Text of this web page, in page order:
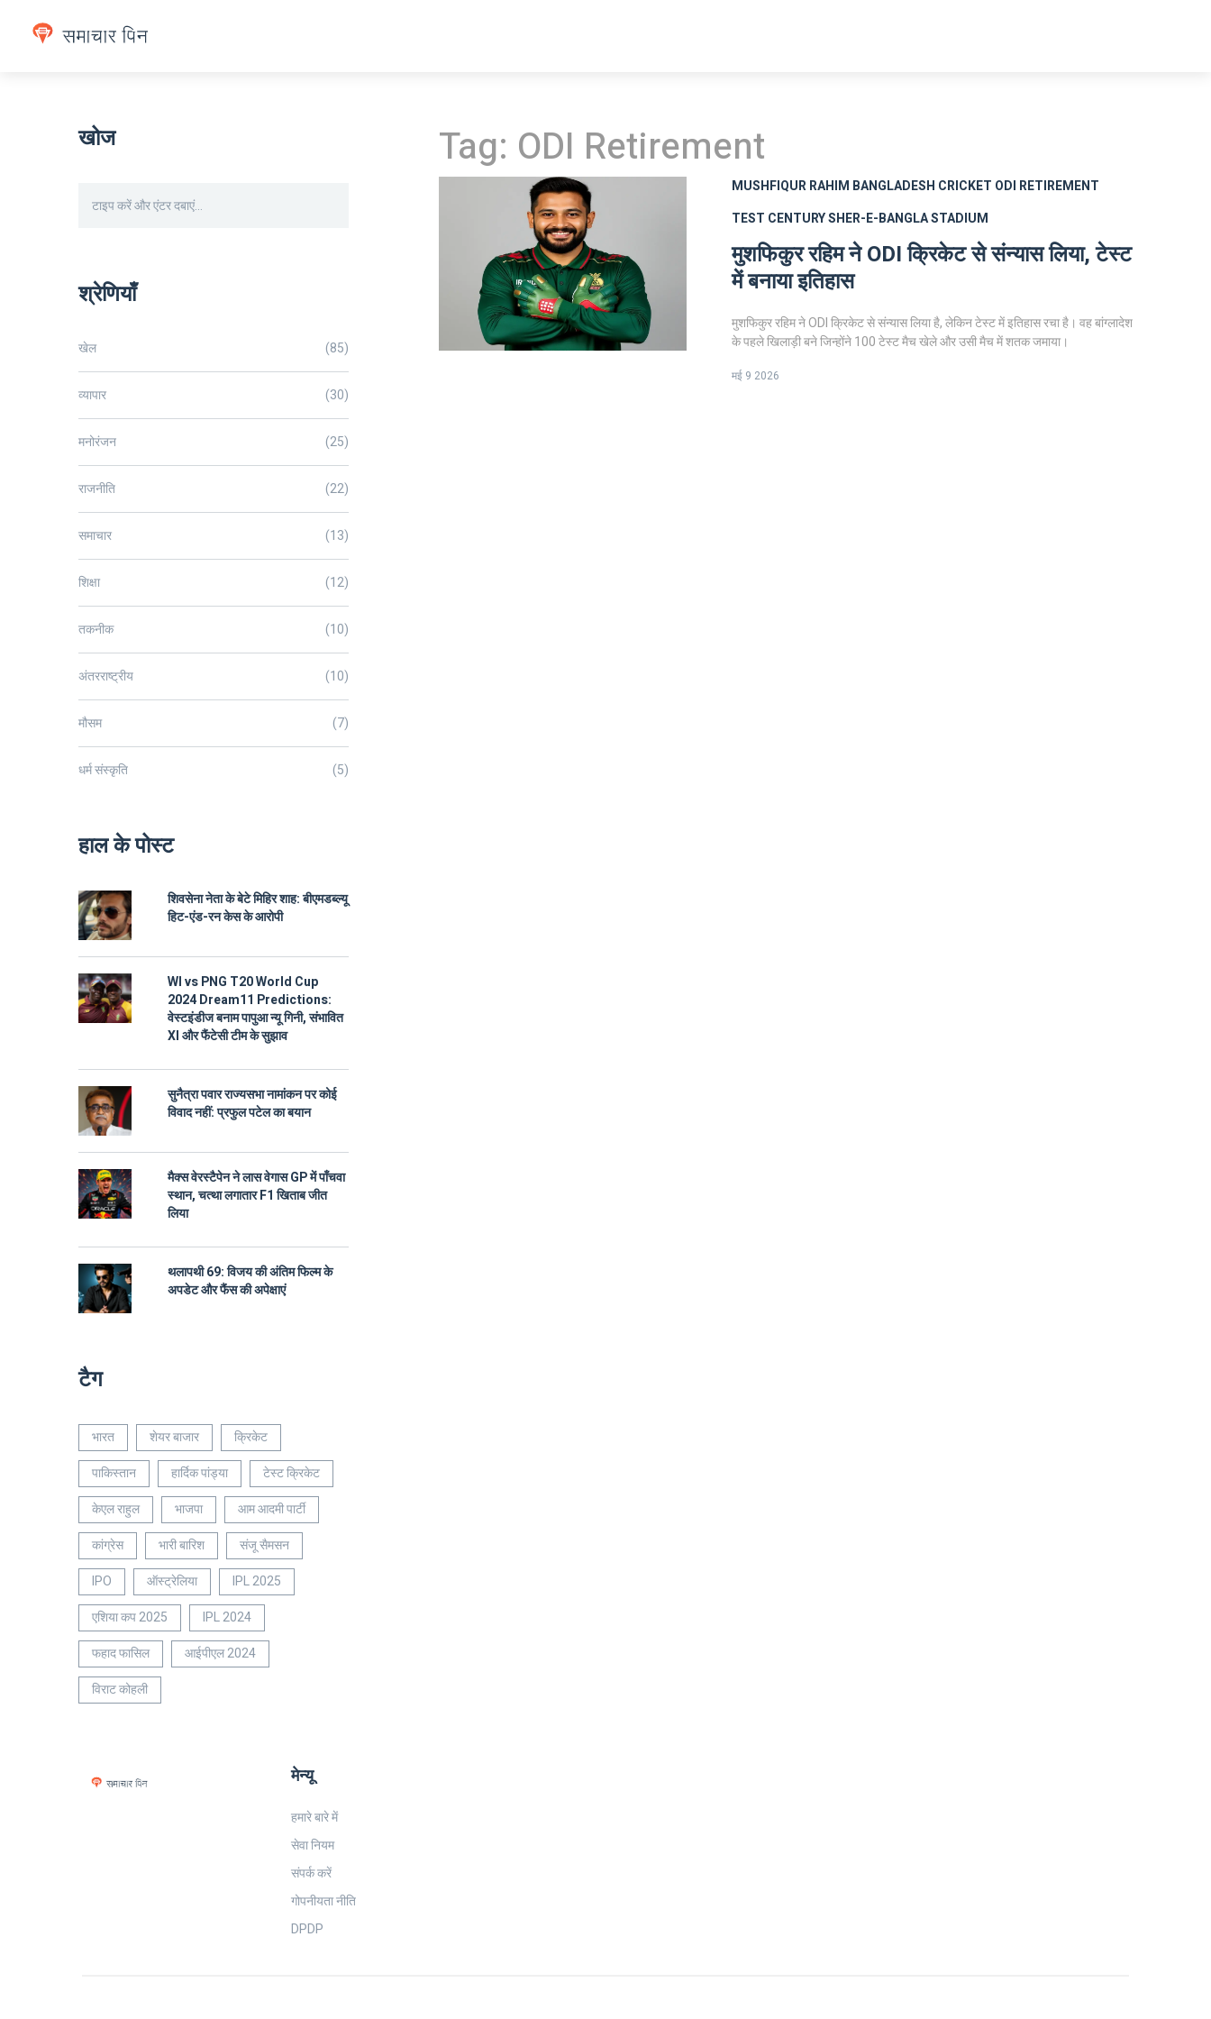
Tag: ODI Retirement
MUSHFIQUR RAHIM BANGLADESH CRICKET ODI RETIREMENT
TEST CENTURYSHER-E-BANGLA STADIUM
मुशफिकुर रहिम ने ODI क्रिकेट से संन्यास लिया, टेस्ट
में बनाया इतिहास
मुशफिकुर रहिम ने ODI क्रिकेट से संन्यास लिया है, लेकिन टेस्ट में इतिहास रचा है। वह बांग्लादेश
के पहले खिलाड़ी बने जिन्होंने 100 टेस्ट मैच खेले और उसी मैच में शतक जमाया।
मई 9 2026
खोज
श्रेणियाँ
खेल (85)
व्यापार (30)
मनोरंजन (25)
राजनीति (22)
समाचार (13)
शिक्षा (12)
तकनीक (10)
अंतरराष्ट्रीय (10)
मौसम (7)
धर्म संस्कृति (5)
हाल के पोस्ट
शिवसेना नेता के बेटे मिहिर शाह: बीएमडब्ल्यू
हिट-एंड-रन केस के आरोपी
WI vs PNG T20 World Cup
2024 Dream11 Predictions:
वेस्टइंडीज बनाम पापुआ न्यू गिनी, संभावित
XI और फैंटेसी टीम के सुझाव
सुनैत्रा पवार राज्यसभा नामांकन पर कोई
विवाद नहीं: प्रफुल पटेल का बयान
मैक्स वेरस्टैपेन ने लास वेगास GP में पाँचवा
स्थान, चत्था लगातार F1 खिताब जीत
लिया
थलापथी 69: विजय की अंतिम फिल्म के
अपडेट और फैंस की अपेक्षाएं
टैग
भारत शेयर बाजार
क्रिकेट
पाकिस्तान
हार्दिक पांड्या
टेस्ट क्रिकेट
केएल राहुल
भाजपा
आम आदमी पार्टी
कांग्रेस
भारी बारिश
संजू सैमसन
IPO
ऑस्ट्रेलिया
IPL 2025
एशिया कप 2025
IPL 2024
फहाद फासिल
आईपीएल 2024
विराट कोहली
मेन्यू
हमारे बारे में
सेवा नियम
संपर्क करें
गोपनीयता नीति
DPDP